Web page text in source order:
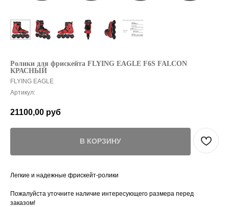
Ролики для фрискейта FLYING EAGLE F6S FALCON
КРАСНЫЙ
FLYING EAGLE
Артикул:
21100,00 руб
В КОРЗИНУ
Легкие и надежные фрискейт-ролики
Пожалуйста уточните наличие интересующего размера перед
заказом!